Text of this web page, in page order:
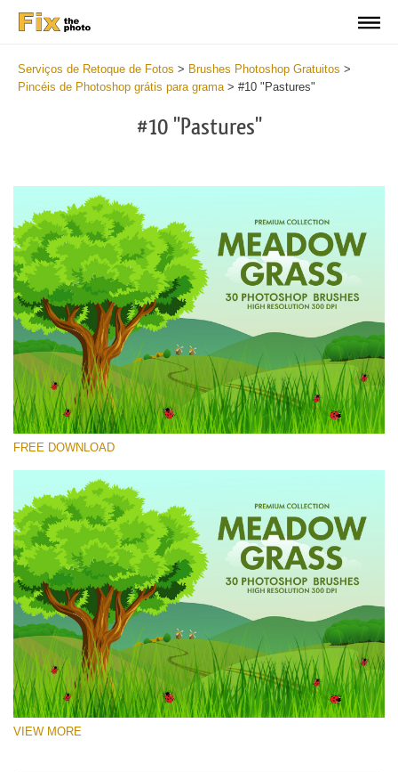
Serviços de Retoque de Fotos > Brushes Photoshop Gratuitos >
Pincéis de Photoshop grátis para grama> #10 "Pastures"
#10 "Pastures"
Por favor selecione
Meadow Grass
(30 Ps Brushes)
Download Grátis
FREE DOWNLOAD
VIEW MORE